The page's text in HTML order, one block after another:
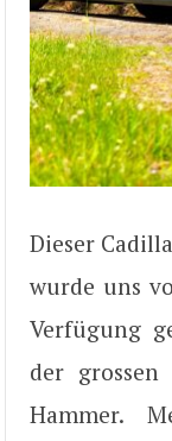
Dieser
wurde uns
Verfügung
der
Hammer.